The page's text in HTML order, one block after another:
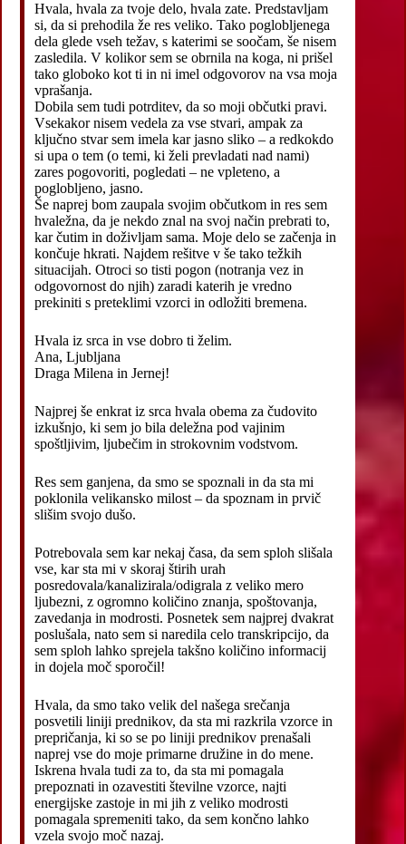
Hvala, hvala za tvoje delo, hvala zate. Predstavljam
si, da si prehodila že res veliko. Tako poglobljenega
dela glede vseh težav, s katerimi se soočam, še nisem
zasledila. V kolikor sem se obrnila na koga, ni prišel
tako globoko kot ti in ni imel odgovorov na vsa moja
vprašanja.
Dobila sem tudi potrditev, da so moji občutki pravi.
Vsekakor nisem vedela za vse stvari, ampak za
ključno stvar sem imela kar jasno sliko – a redkokdo
si upa o tem (o temi, ki želi prevladati nad nami)
zares pogovoriti, pogledati – ne vpleteno, a
poglobljeno, jasno.
Še naprej bom zaupala svojim občutkom in res sem
hvaležna, da je nekdo znal na svoj način prebrati to,
kar čutim in doživljam sama. Moje delo se začenja in
končuje hkrati. Najdem rešitve v še tako težkih
situacijah. Otroci so tisti pogon (notranja vez in
odgovornost do njih) zaradi katerih je vredno
prekiniti s preteklimi vzorci in odložiti bremena.
Hvala iz srca in vse dobro ti želim.
Ana, Ljubljana
Draga Milena in Jernej!
Najprej še enkrat iz srca hvala obema za čudovito
izkušnjo, ki sem jo bila deležna pod vajinim
spoštljivim, ljubečim in strokovnim vodstvom.
Res sem ganjena, da smo se spoznali in da sta mi
poklonila velikansko milost – da spoznam in prvič
slišim svojo dušo.
Potrebovala sem kar nekaj časa, da sem sploh slišala
vse, kar sta mi v skoraj štirih urah
posredovala/kanalizirala/odigrala z veliko mero
ljubezni, z ogromno količino znanja, spoštovanja,
zavedanja in modrosti. Posnetek sem najprej dvakrat
poslušala, nato sem si naredila celo transkripcijo, da
sem sploh lahko sprejela takšno količino informacij
in dojela moč sporočil!
Hvala, da smo tako velik del našega srečanja
posvetili liniji prednikov, da sta mi razkrila vzorce in
prepričanja, ki so se po liniji prednikov prenašali
naprej vse do moje primarne družine in do mene.
Iskrena hvala tudi za to, da sta mi pomagala
prepoznati in ozavestiti številne vzorce, najti
energijske zastoje in mi jih z veliko modrosti
pomagala spremeniti tako, da sem končno lahko
vzela svojo moč nazaj.